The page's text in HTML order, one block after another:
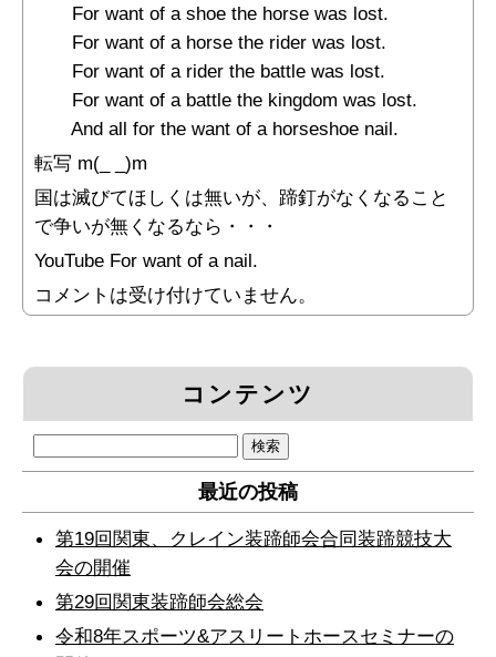
For want of a shoe the horse was lost.
For want of a horse the rider was lost.
For want of a rider the battle was lost.
For want of a battle the kingdom was lost.
And all for the want of a horseshoe nail.
転写 m(_ _)m
国は滅びてほしくは無いが、蹄釘がなくなること
で争いが無くなるなら・・・
YouTube For want of a nail.
コメントは受け付けていません。
コンテンツ
索:
最近の投稿
第19回関東、クレイン装蹄師会合同装蹄競技大
会の開催
第29回関東装蹄師会総会
令和8年スポーツ&アスリートホースセミナーの